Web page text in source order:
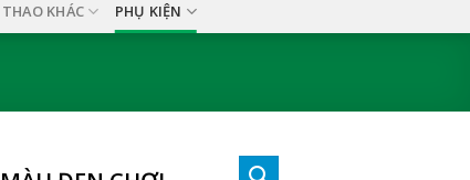
KHÁC PHỤ KIỆN